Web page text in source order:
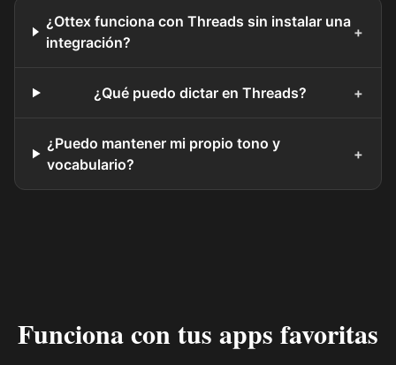
¿Ottex funciona con Threads sin instalar una
integración?
+
¿Qué puedo dictar en Threads? +
¿Puedo mantener mi propio tono y
vocabulario?
+
Funciona con tus apps favoritas